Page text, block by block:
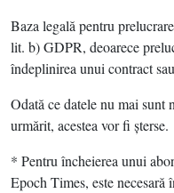
Baza legală pentru
lit. b) GDPR, deoarece
îndeplinirea unui contract
Odată ce datele nu mai sunt
urmărit, acestea vor fi şterse.
* Pentru încheierea unui
Epoch Times, este necesară